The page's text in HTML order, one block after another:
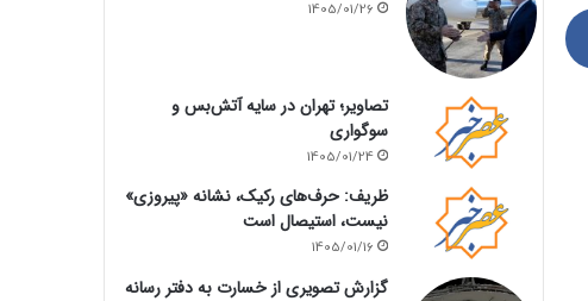
1405/01/26
تصاویر؛ تهران در سایه آتش‌بس و
سوگواری
1405/01/24
ظریف: حرف‌های رکیک، نشانه «پیروزی»
نیست، استیصال است
1405/01/16
گزارش تصویری از خسارت به دفتر رسانه